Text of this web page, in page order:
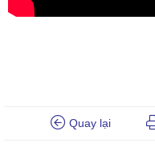
Quay lại